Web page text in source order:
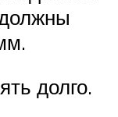
долго.